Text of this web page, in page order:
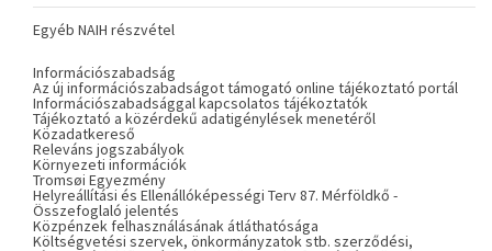
Egyéb NAIH részvétel
Információszabadság
Az új információszabadságot támogató online tájékoztató portál
Információszabadsággal kapcsolatos tájékoztatók
Tájékoztató a közérdekű adatigénylések menetéről
Közadatkereső
Releváns jogszabályok
Környezeti információk
Tromsøi Egyezmény
Helyreállítási és Ellenállóképességi Terv 87. Mérföldkő -
Összefoglaló jelentés
Közpénzek felhasználásának átláthatósága
Költségvetési szervek, önkormányzatok stb. szerződési,